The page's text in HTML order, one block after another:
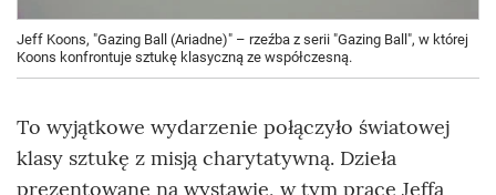
Jeff Koons, "Gazing Ball (Ariadne)" – rzeźba z serii "Gazing Ball", w której
Koons konfrontuje sztukę klasyczną ze współczesną.
To wyjątkowe wydarzenie połączyło światowej
klasy sztukę z misją charytatywną. Dzieła
prezentowane na wystawie, w tym prace Jeffa